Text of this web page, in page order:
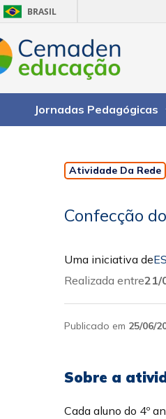
BRASIL
Jornadas Pedagógicas
Atividade Da Rede
Confecção
Uma iniciativa de
Realizada entre21/
Publicado em 25/06/
Sobre a
Cada aluno do 4º